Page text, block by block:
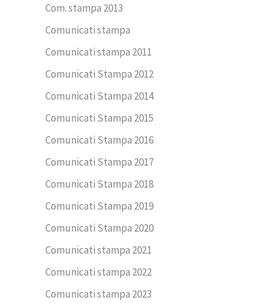
Com. stampa 2013
Comunicati stampa
Comunicati stampa 2011
Comunicati Stampa 2012
Comunicati Stampa 2014
Comunicati Stampa 2015
Comunicati Stampa 2016
Comunicati Stampa 2017
Comunicati Stampa 2018
Comunicati Stampa 2019
Comunicati Stampa 2020
Comunicati stampa 2021
Comunicati stampa 2022
Comunicati stampa 2023